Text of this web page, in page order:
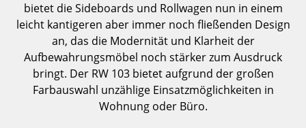
Wandregale
Sideboards & Kommoden
TV Möbel
Beistell- & Rollcontainer
bietet die Sideboards und Rollwagen nun in einem
leicht kantigeren aber immer noch fließenden Design
an, das die Modernität und Klarheit der
Aufbewahrungsmöbel noch stärker zum Ausdruck
bringt. Der RW 103 bietet aufgrund der großen
Farbauswahl unzählige Einsatzmöglichkeiten in
Wohnung oder Büro.